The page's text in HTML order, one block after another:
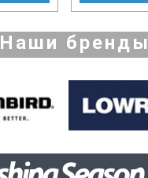
Наши бренды